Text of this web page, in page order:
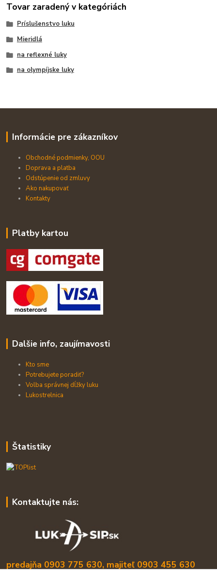
Tovar zaradený v kategóriách
Príslušenstvo luku
Mieridlá
na reflexné luky
na olympíjske luky
Informácie pre zákazníkov
Obchodné podmienky, OOU
Doprava a platba
Odstúpenie od zmluvy
Ako nakupovať
Kontakty
Platby kartou
Dalšie info, zaujímavosti
Kto sme
Potrebujete poradiť?
Volba správnej dĺžky luku
Lukostrelnica
Štatistiky
Kontaktujte nás:
predajňa 0903 775 630, majiteľ 0903 455 630